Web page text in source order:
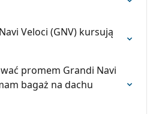
Veloci (GNV) kursują
promem Grandi Navi
bagaż na dachu